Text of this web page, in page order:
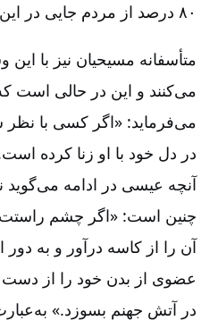
۸۰ درصد از مردم جایی در این بین قرار دارند.
متأسفانه مسیحیان نیز با
می‌کنند و این در حالی است
می‌فرماید: «اگر کسی با نظر
در دل خود با او زنا کرده
آنچه عیسی در ادامه می‌گوید
چنین است: «اگر چشم راستت
آن را از کاسه درآور و به دور
عضوی از بدن خود را از دست
در آتش جهنم بسوزد.»